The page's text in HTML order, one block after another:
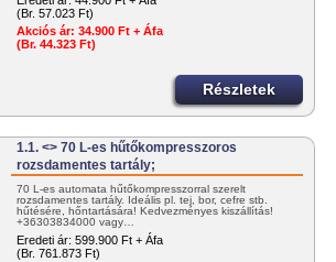
(Br. 57.023 Ft)
Akciós ár: 34.900 Ft + Áfa
(Br. 44.323 Ft)
Részletek
1.1. <> 70 L-es hűtőkompresszoros
rozsdamentes tartály;
70 L-es automata hűtőkompresszorral szerelt
rozsdamentes tartály. Ideális pl. tej, bor, cefre stb.
hűtésére, hőntartására! Kedvezményes kiszállítás!
+36303834000 vagy…
Eredeti ár: 599.900 Ft + Áfa
(Br. 761.873 Ft)